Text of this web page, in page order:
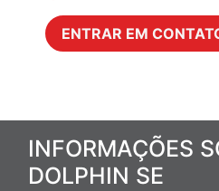
ENTRAR EM
INFORMAÇÕES
DOLPHIN SE